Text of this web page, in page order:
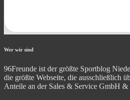
Wer wir sind
96Freunde ist der größte Sportblog
die größte Webseite, die ausschließlich
Anteile an der Sales & Service GmbH